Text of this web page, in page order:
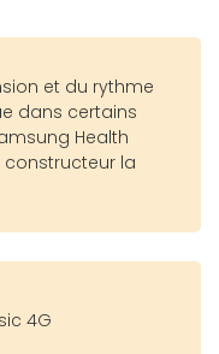
et du rythme
dans certains
Health
constructeur la
4G